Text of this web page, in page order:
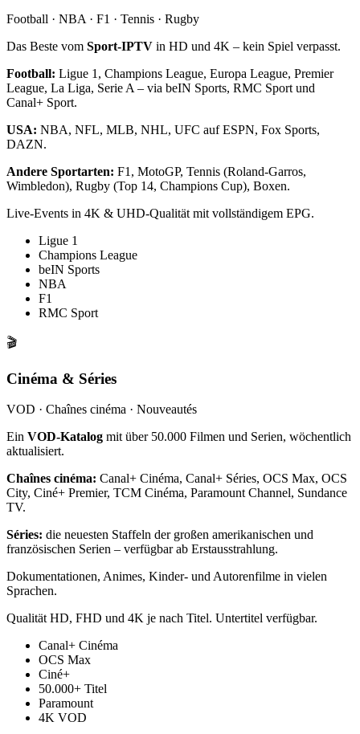
Football · NBA · F1 · Tennis · Rugby
Das Beste vom Sport-IPTV in HD und 4K – kein Spiel verpasst.
Football: Ligue 1, Champions League, Europa League, Premier
League, La Liga, Serie A – via beIN Sports, RMC Sport und
Canal+ Sport.
USA: NBA, NFL, MLB, NHL, UFC auf ESPN, Fox Sports,
DAZN.
Andere Sportarten: F1, MotoGP, Tennis (Roland-Garros,
Wimbledon), Rugby (Top 14, Champions Cup), Boxen.
Live-Events in 4K & UHD-Qualität mit vollständigem EPG.
Ligue 1
Champions League
beIN Sports
NBA
F1
RMC Sport
🎬
Cinéma & Séries
VOD · Chaînes cinéma · Nouveautés
Ein VOD-Katalog mit über 50.000 Filmen und Serien, wöchentlich
aktualisiert.
Chaînes cinéma: Canal+ Cinéma, Canal+ Séries, OCS Max, OCS
City, Ciné+ Premier, TCM Cinéma, Paramount Channel, Sundance
TV.
Séries: die neuesten Staffeln der großen amerikanischen und
französischen Serien – verfügbar ab Erstausstrahlung.
Dokumentationen, Animes, Kinder- und Autorenfilme in vielen
Sprachen.
Qualität HD, FHD und 4K je nach Titel. Untertitel verfügbar.
Canal+ Cinéma
OCS Max
Ciné+
50.000+ Titel
Paramount
4K VOD